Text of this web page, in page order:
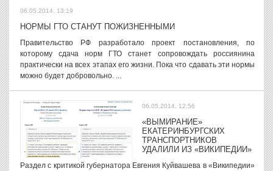
06.05.2014, 13:19
НОРМЫ ГТО СТАНУТ ПОЖИЗНЕННЫМИ
Правительство РФ разработало проект постановления, по
которому сдача норм ГТО станет сопровождать россиянина
практически на всех этапах его жизни. Пока что сдавать эти нормы
можно будет добровольно. ...
06.05.2014, 12:56
«ВЫМИРАНИЕ»
ЕКАТЕРИНБУРГСКИХ
ТРАНСПОРТНИКОВ
УДАЛИЛИ ИЗ «ВИКИПЕДИИ»
Раздел с критикой губернатора Евгения Куйвашева в «Википедии»